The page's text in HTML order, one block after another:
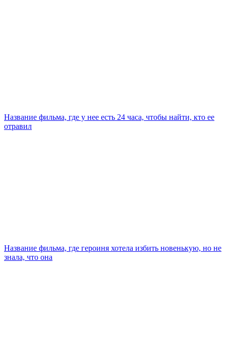
Название фильма, где у нее есть 24 часа, чтобы найти, кто ее
отравил
Название фильма, где героиня хотела избить новенькую, но не
знала, что она